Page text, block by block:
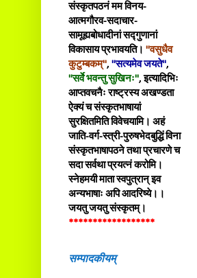
संस्कृतपठनं मम विनय-
आत्मगौरव-सदाचार-
सामूह्यबोधादीनां सद्गुणानां
विकासाय प्रभावयति। "वसुधैव
कुटुम्बकम्", "सत्यमेव जयते",
"सर्वे भवन्तु सुखिनः", इत्यादिभिः
आप्तवचनैः राष्ट्रस्य अखण्डता
ऐक्यं च संस्कृतभाषायां
सुरक्षितमिति विवेचयामि। अहं
जाति-वर्ग-स्त्री-पुरुषभेदबुद्धिं विना
संस्कृतभाषापठने तथा प्रचारणे च
सदा सर्वथा प्रयत्नं करोमि।
स्नेहमयी माता स्वपुत्रान् इव
अन्यभाषाः अपि आदरिष्ये।।
जयतु जयतु संस्कृतम्।
******************
सम्पादकीयम्